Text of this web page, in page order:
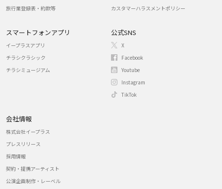
旅行業登録表・約款等
カスタマーハラスメントポリシー
スマートフォンアプリ
イープラスアプリ
チラシクラシック
チラシミュージアム
公式SNS
X
Facebook
Youtube
Instagram
TikTok
会社情報
株式会社イープラス
プレスリリース
採用情報
契約・提携アーティスト
公演企画制作・レーベル